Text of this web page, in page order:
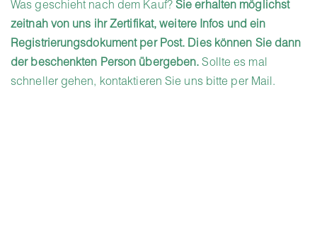
Was geschieht nach dem Kauf? Sie erhalten möglichst
zeitnah von uns ihr Zertifikat, weitere Infos und ein
Registrierungsdokument per Post. Dies können Sie dann
der beschenkten Person übergeben. Sollte es mal
schneller gehen, kontaktieren Sie uns bitte per Mail.